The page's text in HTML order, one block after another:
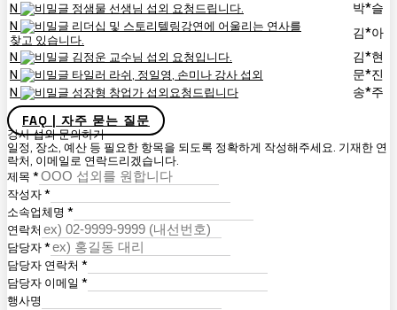
N 정샘물 선생님 섭외 요청드립니다. 박*슬
N
리더십 및 스토리텔링강연에 어울리는 연사를
찾고 있습니다.
김*아
N 김정운 교수님 섭외 요청입니다. 김*현
N 타일러 라쉬, 정일영, 손미나 강사 섭외 문*진
N 성장형 창업가 섭외요청드립니다
송*주
FAQ | 자주 묻는 질문
강사 섭외 문의하기
일정, 장소, 예산 등 필요한 항목을 되도록 정확하게 작성해주세요. 기재한 연
락처, 이메일로 연락드리겠습니다.
제목 *
작성자*
소속업체명 *
연락처
담당자*
담당자 연락처 *
담당자 이메일 *
행사명